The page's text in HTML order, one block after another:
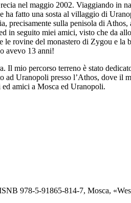
nel maggio 2002. Viaggiando in
ha fatto una sosta al villaggio di
precisamente sulla penisola di
in seguito miei amici, visto che da
rovine del monastero di Zygou e
avevo 13 anni!
Il mio percorso terreno è stato
Uranopoli presso l’Athos, dove il
amici a Mosca ed Uranopoli.
978-5-91865-814-7, Mosca,